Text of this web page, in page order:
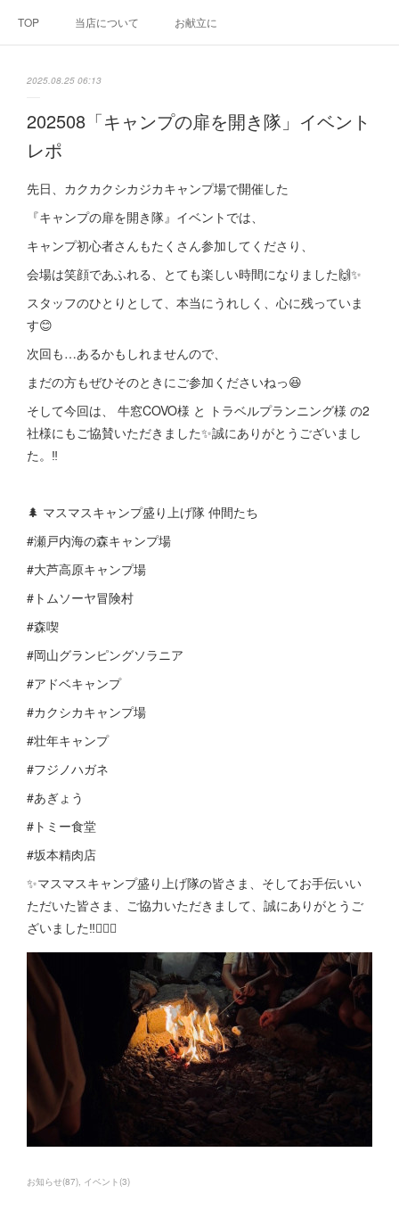
TOP 当店について お献立に
2025.08.25 06:13
202508「キャンプの扉を開き隊」イベント
レポ
先日、カクカクシカジカキャンプ場で開催した
『キャンプの扉を開き隊』イベントでは、
キャンプ初心者さんもたくさん参加してくださり、
会場は笑顔であふれる、とても楽しい時間になりました🙌✨
スタッフのひとりとして、本当にうれしく、心に残っていま
す😊
次回も…あるかもしれませんので、
まだの方もぜひそのときにご参加くださいねっ😆
そして今回は、 牛窓COVO様 と トラベルプランニング様 の2
社様にもご協賛いただきました✨誠にありがとうございまし
た。‼️
🌲 マスマスキャンプ盛り上げ隊 仲間たち
#瀬戸内海の森キャンプ場
#大芦高原キャンプ場
#トムソーヤ冒険村
#森喫
#岡山グランピングソラニア
#アドベキャンプ
#カクシカキャンプ場
#壮年キャンプ
#フジノハガネ
#あぎょう
#トミー食堂
#坂本精肉店
✨マスマスキャンプ盛り上げ隊の皆さま、そしてお手伝いい
ただいた皆さま、ご協力いただきまして、誠にありがとうご
ざいました‼️🙇‍♀️✨
お知らせ(87) イベント (3)